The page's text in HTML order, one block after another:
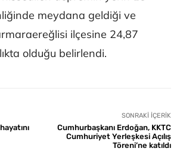
meydana geldiği ve
ilçesine 24,87
olduğu belirlendi.
SONRAKI İÇERIK
Cumhurbaşkanı Erdoğan, KKTC
Cumhuriyet Yerleşkesi Açılış
Töreni’ne katıldı